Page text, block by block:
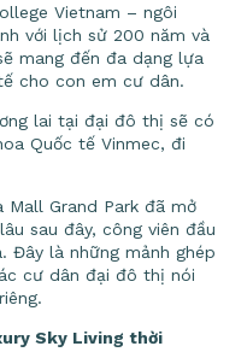
Vietnam – ngôi
với lịch sử 200 năm và
mang đến đa dạng lựa
cho con em cư dân.
lai tại đại đô thị sẽ có
Quốc tế Vinmec, đi
Mall Grand Park đã mở
sau đây, công viên đầu
Đây là những mảnh ghép
cư dân đại đô thị nói
Sky Living thời